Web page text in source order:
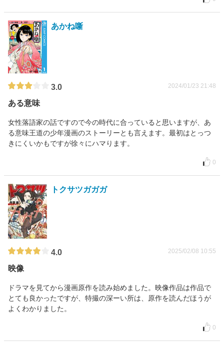
あかね噺
3.0 2024/01/23 21:48
ある意味
女性落語家の話ですので今の時代に合っていると思いますが、あ
る意味王道の少年漫画のストーリーとも言えます。最初はとっつ
きにくいかもですが徐々にハマります。
0
トクサツガガガ
4.0 2025/02/08 10:55
映像
ドラマを見てから漫画原作を読み始めました。映像作品は作品で
とても良かったですが、特撮の深ーい所は、原作を読んだほうが
よくわかりました。
0